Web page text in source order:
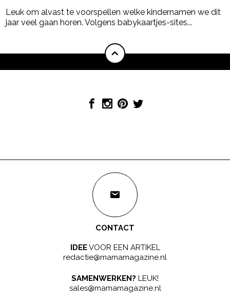
Leuk om alvast te voorspellen welke kindernamen we dit
jaar veel gaan horen. Volgens babykaartjes-sites...
CONTACT
IDEEVOOR EEN ARTIKEL
redactie@mamamagazine.nl
SAMENWERKEN? LEUK!
sales@mamamagazine.nl